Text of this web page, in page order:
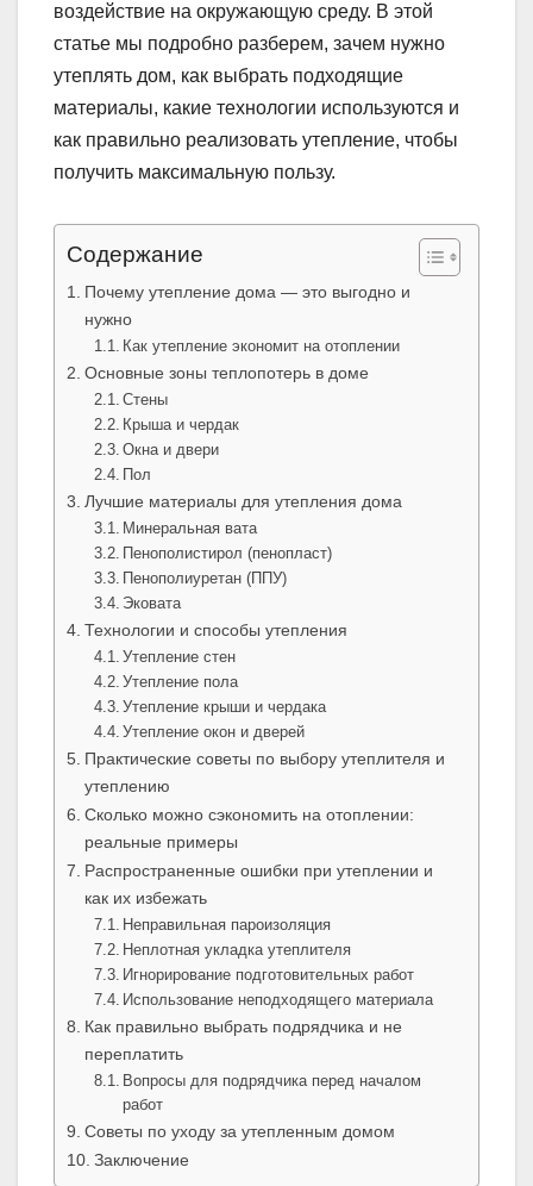
воздействие на окружающую среду. В этой
статье мы подробно разберем, зачем нужно
утеплять дом, как выбрать подходящие
материалы, какие технологии используются и
как правильно реализовать утепление, чтобы
получить максимальную пользу.
Содержание
Почему утепление дома — это выгодно и
нужно
Как утепление экономит на отоплении
Основные зоны теплопотерь в доме
Стены
Крыша и чердак
Окна и двери
Пол
Лучшие материалы для утепления дома
Минеральная вата
Пенополистирол (пенопласт)
Пенополиуретан (ППУ)
Эковата
Технологии и способы утепления
Утепление стен
Утепление пола
Утепление крыши и чердака
Утепление окон и дверей
Практические советы по выбору утеплителя и
утеплению
Сколько можно сэкономить на отоплении:
реальные примеры
Распространенные ошибки при утеплении и
как их избежать
Неправильная пароизоляция
Неплотная укладка утеплителя
Игнорирование подготовительных работ
Использование неподходящего материала
Как правильно выбрать подрядчика и не
переплатить
Вопросы для подрядчика перед началом
работ
Советы по уходу за утепленным домом
Заключение